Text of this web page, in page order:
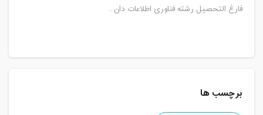
فارغ التحصیل رشته فناوری اطلاعات دان...
برچسب ها